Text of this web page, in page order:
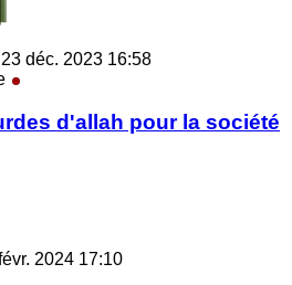
déc. 2023 16:58
d'allah pour la société
2024 17:10